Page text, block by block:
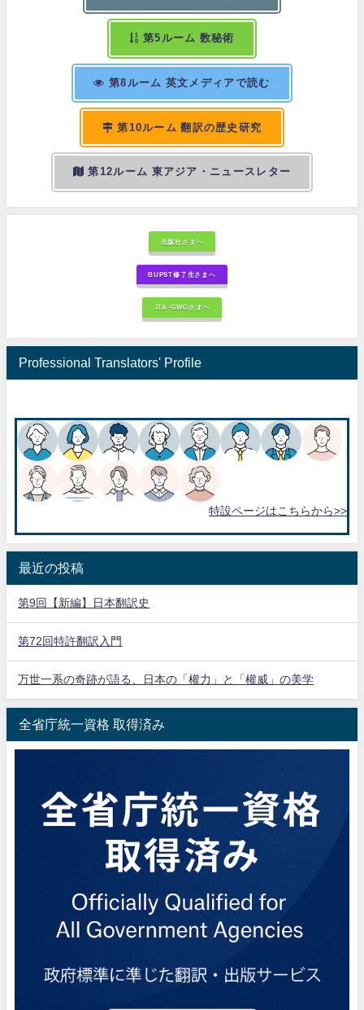
第5ルーム 数秘術
第8ルーム 英文メディアで読む
第10ルーム 翻訳の歴史研究
第12ルーム 東アジア・ニュースレター
出版社さまへ
BUPST修了生さまへ
JTA-GWGさまへ
Professional Translators' Profile
特設ページはこちらから>>
最近の投稿
第9回【新編】日本翻訳史
第72回特許翻訳入門
万世一系の奇跡が語る、日本の「權力」と「權威」の美学
全省庁統一資格 取得済み